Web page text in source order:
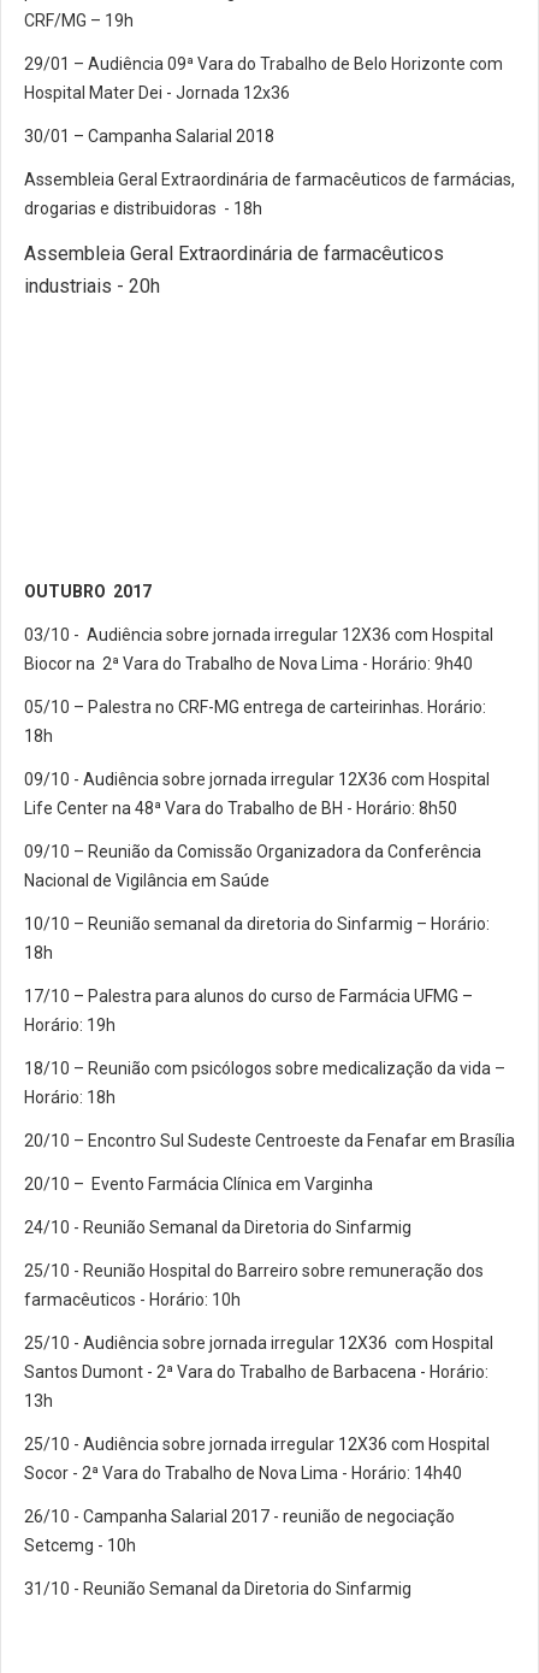
CRF/MG – 19h
29/01 – Audiência 09ª Vara do Trabalho de Belo Horizonte com
Hospital Mater Dei - Jornada 12x36
30/01 – Campanha Salarial 2018
Assembleia Geral Extraordinária de farmacêuticos de farmácias,
drogarias e distribuidoras - 18h
Assembleia Geral Extraordinária de farmacêuticos
industriais - 20h
OUTUBRO 2017
03/10 - Audiência sobre jornada irregular 12X36 com Hospital
Biocor na 2ª Vara do Trabalho de Nova Lima - Horário: 9h40
05/10 – Palestra no CRF-MG entrega de carteirinhas. Horário:
18h
09/10 - Audiência sobre jornada irregular 12X36 com Hospital
Life Center na 48ª Vara do Trabalho de BH - Horário: 8h50
09/10 – Reunião da Comissão Organizadora da Conferência
Nacional de Vigilância em Saúde
10/10 – Reunião semanal da diretoria do Sinfarmig – Horário:
18h
17/10 – Palestra para alunos do curso de Farmácia UFMG –
Horário: 19h
18/10 – Reunião com psicólogos sobre medicalização da vida –
Horário: 18h
20/10 – Encontro Sul Sudeste Centroeste da Fenafar em Brasília
20/10 – Evento Farmácia Clínica em Varginha
24/10 - Reunião Semanal da Diretoria do Sinfarmig
25/10 - Reunião Hospital do Barreiro sobre remuneração dos
farmacêuticos - Horário: 10h
25/10 - Audiência sobre jornada irregular 12X36 com Hospital
Santos Dumont - 2ª Vara do Trabalho de Barbacena - Horário:
13h
25/10 - Audiência sobre jornada irregular 12X36 com Hospital
Socor - 2ª Vara do Trabalho de Nova Lima - Horário: 14h40
26/10 - Campanha Salarial 2017 - reunião de negociação
Setcemg - 10h
31/10 - Reunião Semanal da Diretoria do Sinfarmig